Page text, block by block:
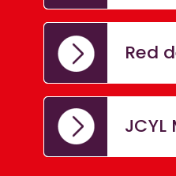
Red
JCYL